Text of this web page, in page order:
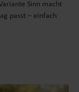
Sinn macht
passt – einfach